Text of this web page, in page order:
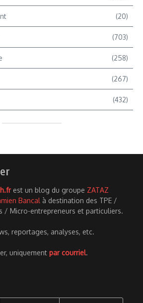
(20)
(703)
(258)
(267)
(432)
est un blog du groupe ZATAZ
Bancal à destination des TPE /
/ Micro-entrepreneurs et particuliers.
reportages, analyses, etc.
uniquement par courriel.